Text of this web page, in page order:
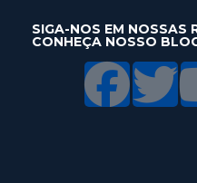
SIGA-NOS EM NOSSAS
CONHEÇA NOSSO